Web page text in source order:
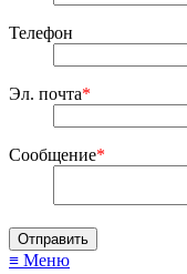
Телефон
Эл. почта*
Сообщение*
≡ Меню